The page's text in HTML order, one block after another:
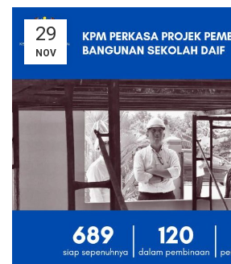
29
NOV